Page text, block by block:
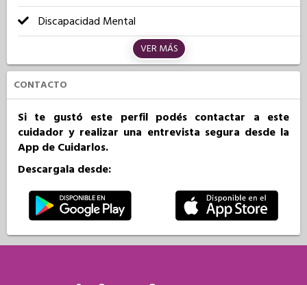
Discapacidad Mental
VER MÁS
CONTACTO
Si te gustó este perfil podés contactar a este
cuidador y realizar una entrevista segura desde la
App de Cuidarlos.
Descargala desde: